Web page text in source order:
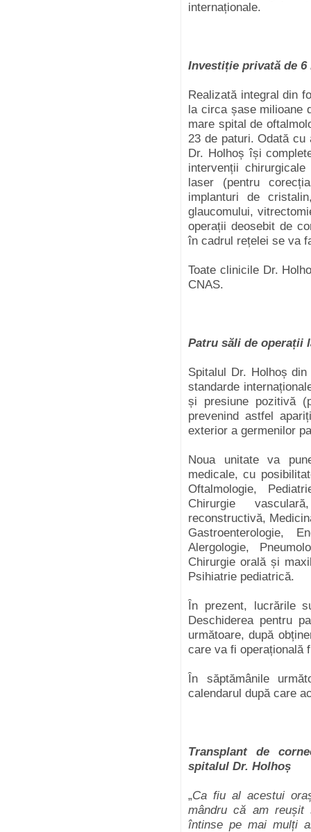
internaționale.
Investiție privată de 6
Realizată integral din
la circa șase milioane
mare spital de
23 de paturi. Odată cu
Dr. Holhoș își
intervenții
laser (pentru
implanturi de
glaucomului,
operații deosebit de
în cadrul rețelei se va
Toate clinicile Dr.
CNAS.
Patru săli de operații
Spitalul Dr. Holhoș
standarde
și presiune pozitivă
prevenind astfel
exterior a germenilor
Noua unitate va
medicale, cu
Oftalmologie,
Chirurgie
reconstructivă,
Gastroenterologie,
Alergologie,
Chirurgie orală și
Psihiatrie pediatrică.
În prezent, lucrările
Deschiderea pentru
următoare, după
care va fi operațională
În săptămânile
calendarul după care
Transplant de
spitalul Dr. Holhoș
„Ca fiu al acestui
mândru că am
întinse pe mai mulți